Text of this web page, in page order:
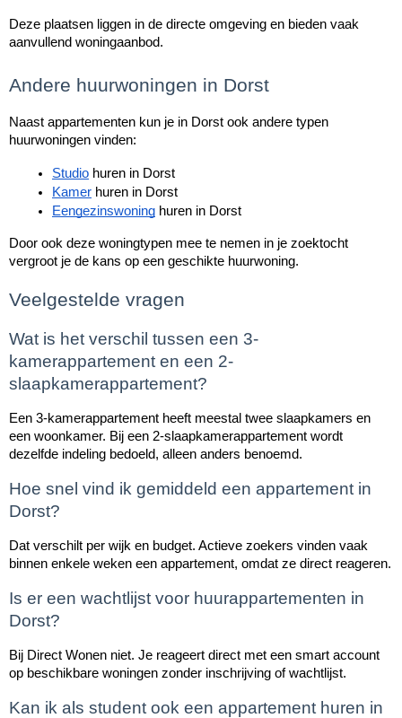
Deze plaatsen liggen in de directe omgeving en bieden vaak
aanvullend woningaanbod.
Andere huurwoningen in Dorst
Naast appartementen kun je in Dorst ook andere typen
huurwoningen vinden:
Studio huren in Dorst
Kamer huren in Dorst
Eengezinswoning huren in Dorst
Door ook deze woningtypen mee te nemen in je zoektocht
vergroot je de kans op een geschikte huurwoning.
Veelgestelde vragen
Wat is het verschil tussen een 3-
kamerappartement en een 2-
slaapkamerappartement?
Een 3-kamerappartement heeft meestal twee slaapkamers en
een woonkamer. Bij een 2-slaapkamerappartement wordt
dezelfde indeling bedoeld, alleen anders benoemd.
Hoe snel vind ik gemiddeld een appartement in
Dorst?
Dat verschilt per wijk en budget. Actieve zoekers vinden vaak
binnen enkele weken een appartement, omdat ze direct reageren.
Is er een wachtlijst voor huurappartementen in
Dorst?
Bij Direct Wonen niet. Je reageert direct met een smart account
op beschikbare woningen zonder inschrijving of wachtlijst.
Kan ik als student ook een appartement huren in